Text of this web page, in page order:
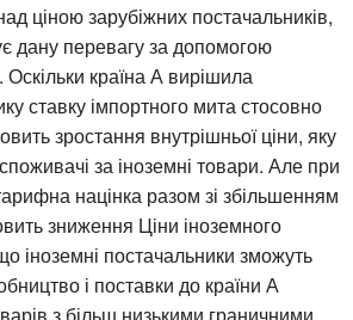
ціною зарубіжних постачальників,
дану перевагу за допомогою
країна А вирішила
ставку імпортного мита стосовно
зростання внутрішньої ціни, яку
за іноземні товари. Але при
націнка разом зі збільшенням
зниження Ціни іноземного
іноземні постачальники зможуть
і поставки до країни А
з більш низькими граничними